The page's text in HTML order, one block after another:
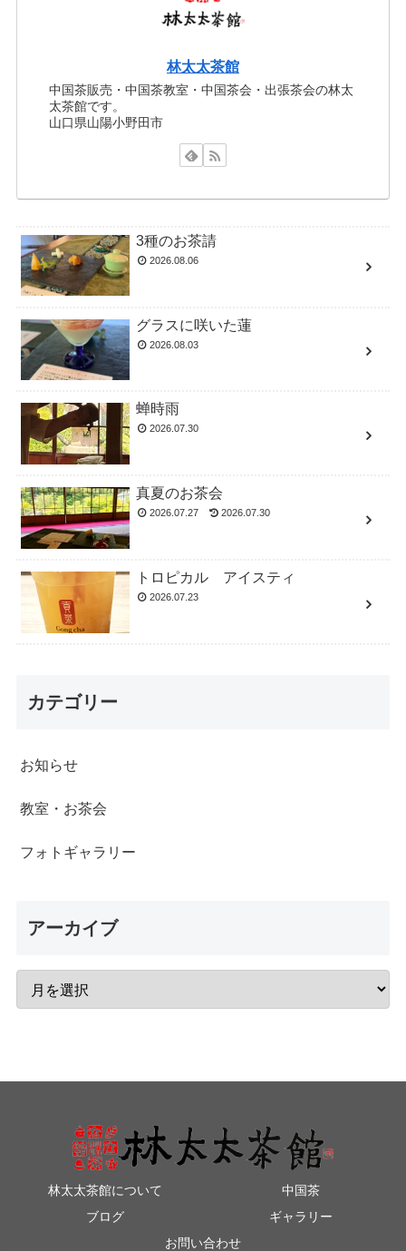
林太太茶館
中国茶販売・中国茶教室・中国茶会・出張茶会の林太
太茶館です。
山口県山陽小野田市
3種のお茶請
2026.08.06
グラスに咲いた蓮
2026.08.03
蝉時雨
2026.07.30
真夏のお茶会
2026.07.27 2026.07.30
トロピカル アイスティ
2026.07.23
カテゴリー
お知らせ
教室・お茶会
フォトギャラリー
アーカイブ
林太太茶館について
中国茶
ブログ
ギャラリー
お問い合わせ